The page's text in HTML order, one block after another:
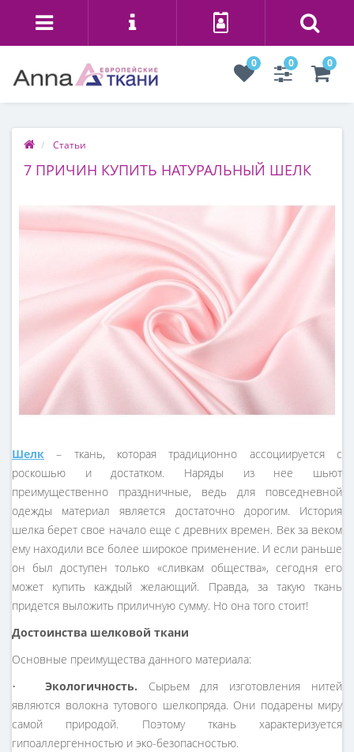
0 0 0
Статьи
7 ПРИЧИН КУПИТЬ НАТУРАЛЬНЫЙ ШЕЛК
Шелк
– ткань, которая традиционно ассоциируется с
роскошью и достатком. Наряды из нее шьют
преимущественно праздничные, ведь для повседневной
одежды материал является достаточно дорогим. История
шелка берет свое начало еще с древних времен. Век за веком
ему находили все более широкое применение. И если раньше
он был доступен только «сливкам общества», сегодня его
может купить каждый желающий. Правда, за такую ткань
придется выложить приличную сумму. Но она того стоит!
Достоинства шелковой ткани
Основные преимущества данного материала:
•
Экологичность. Сырьем для изготовления нитей
являются волокна тутового шелкопряда. Они подарены миру
самой природой. Поэтому ткань характеризуется
гипоаллергенностью и эко-безопасностью.